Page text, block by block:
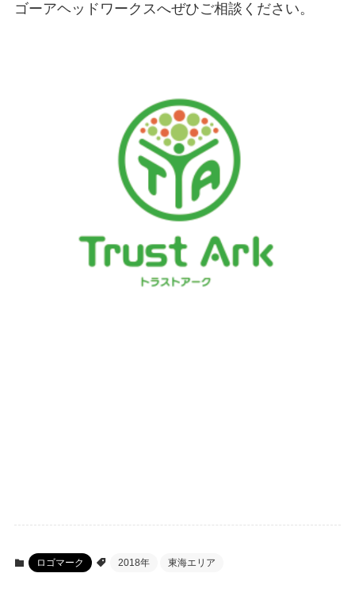
ゴーアヘッドワークスへぜひご相談ください。
ロゴマーク 2018年 東海エリア